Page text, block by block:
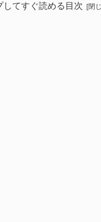
してすぐ読める目次